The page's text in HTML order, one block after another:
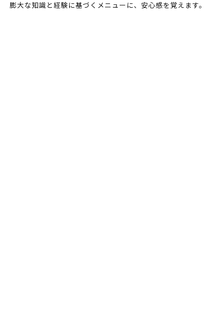
膨大な知識と経験に基づくメニューに、安心感を覚えます。